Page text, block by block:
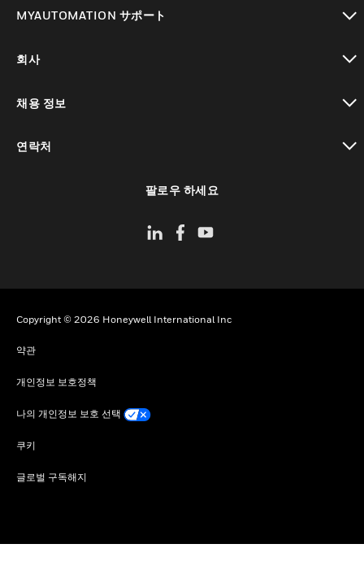
MYAUTOMATION サポート
회사
채용 정보
연락처
팔로우 하세요
Copyright © 2026 Honeywell International Inc
약관
개인정보 보호정책
나의 개인정보 보호 선택
쿠키
글로벌 구독해지